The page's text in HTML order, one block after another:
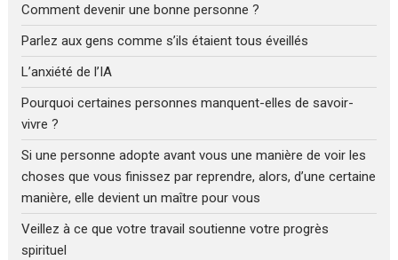
Comment devenir une bonne personne ?
Parlez aux gens comme s’ils étaient tous éveillés
L’anxiété de l’IA
Pourquoi certaines personnes manquent-elles de savoir-
vivre ?
Si une personne adopte avant vous une manière de voir les
choses que vous finissez par reprendre, alors, d’une certaine
manière, elle devient un maître pour vous
Veillez à ce que votre travail soutienne votre progrès
spirituel